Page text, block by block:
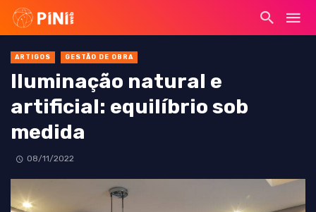
ARTIGOS GESTÃO DE OBRA
Iluminação natural e
artificial: equilíbrio sob
medida
08/11/2022